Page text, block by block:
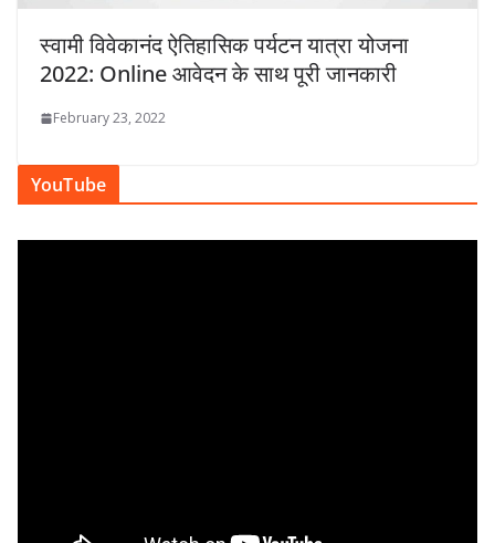
स्वामी विवेकानंद ऐतिहासिक पर्यटन यात्रा योजना
2022: Online आवेदन के साथ पूरी जानकारी
February 23, 2022
YouTube